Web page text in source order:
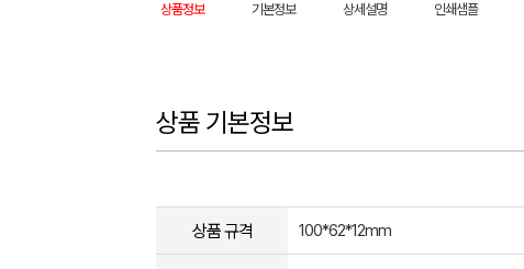
상품정보 기본정보 상세설명 인쇄샘플
상품 기본정보
상품 규격 100*62*12mm